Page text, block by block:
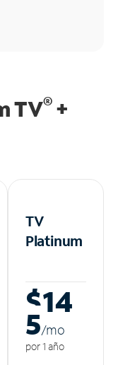
TV®+
TV
Platinum
$14
5/mo
por 1 año